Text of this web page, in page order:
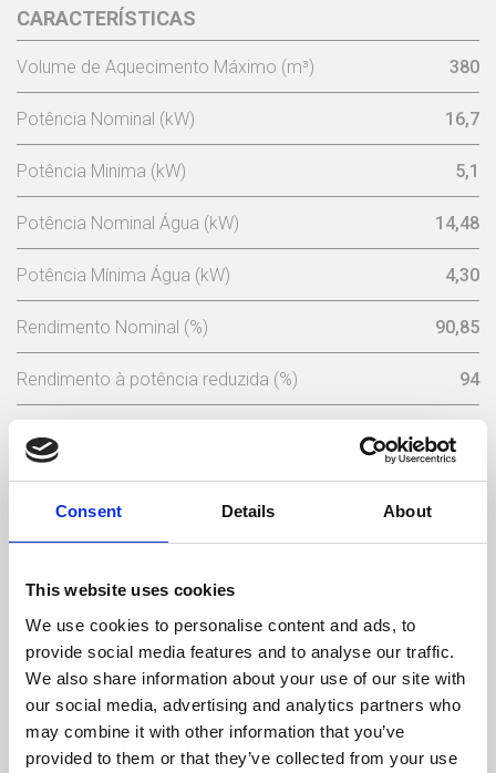
Consent Details About
This website uses cookies
We use cookies to personalise content and ads, to
provide social media features and to analyse our traffic.
We also share information about your use of our site with
our social media, advertising and analytics partners who
may combine it with other information that you’ve
provided to them or that they’ve collected from your use
CARACTERÍSTICAS
Volume de Aquecimento Máximo (m³) 380
Potência Nominal (kW) 16,7
Potência Minima (kW) 5,1
Potência Nominal Água (kW) 14,48
Potência Mínima Água (kW) 4,30
Rendimento Nominal (%) 90,85
Rendimento à potência reduzida (%) 94
Capacidade Depósito Pellets (Kg) 30
Frequência (Hz)
Temperatura Máxima de Gases (ºC)
Temperatura Mínima de Gases (ºC)
Pressão Máxima (bar)